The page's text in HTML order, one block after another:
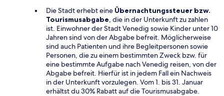
Die Stadt erhebt eine Übernachtungssteuer bzw.
Tourismusabgabe, die in der Unterkunft zu zahlen
ist. Einwohner der Stadt Venedig sowie Kinder unter 10
Jahren sind von der Abgabe befreit. Möglicherweise
sind auch Patienten und ihre Begleitpersonen sowie
Personen, die zu einem bestimmten Zweck bzw. für
eine bestimmte Aufgabe nach Venedig reisen, von der
Abgabe befreit. Hierfür ist in jedem Fall ein Nachweis
in der Unterkunft vorzulegen. Vom 1. bis 31. Januar
erhältst du 30% Rabatt auf die Tourismusabgabe.